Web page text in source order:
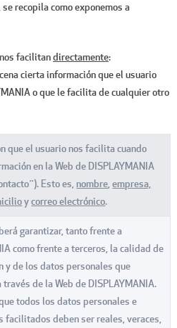
recopila como exponemos a
facilitandirectamente:
cierta información que el usuario
o que le facilita de cualquier otro
que el usuario nos facilita cuando
en la Web de DISPLAYMANIA
Esto es,nombre,empresa,
ycorreo electrónico.
garantizar, tanto frente a
como frente a terceros, la calidad de
y de los datos personales que
de la Web de DISPLAYMANIA.
todos los datos personales e
facilitados deben ser reales, veraces,